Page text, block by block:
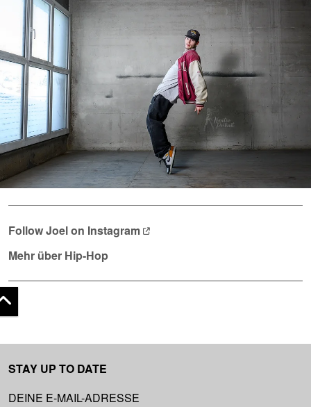
Follow Joel on Instagram
Mehr über Hip-Hop
top
STAY UP TO DATE
DEINE E-MAIL-ADRESSE